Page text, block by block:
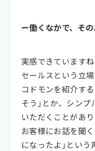
ー働くなかで、そ
実感できていますね
セールスという立
コドモンを紹介す
そう」とか、シンプ
いただくことがあ
お客様にお話を聞
になったよ」とい